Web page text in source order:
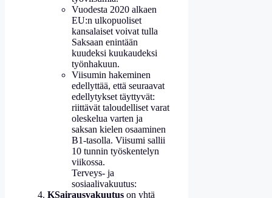
Vuodesta 2020 alkaen
EU:n ulkopuoliset
kansalaiset voivat tulla
Saksaan enintään
kuudeksi kuukaudeksi
työnhakuun.
Viisumin hakeminen
edellyttää, että seuraavat
edellytykset täyttyvät:
riittävät taloudelliset varat
oleskelua varten ja
saksan kielen osaaminen
B1-tasolla. Viisumi sallii
10 tunnin työskentelyn
viikossa.
Terveys- ja
sosiaalivakuutus:
KSairausvakuutus on yhtä